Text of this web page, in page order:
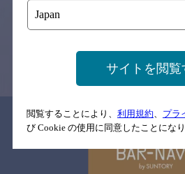
念のためお店にご確認の上ご来店くださ
す。
関連リン
サイトを閲覧
閲覧することにより、 利用規約 プラ
び Cookie の使用に同意したことになり